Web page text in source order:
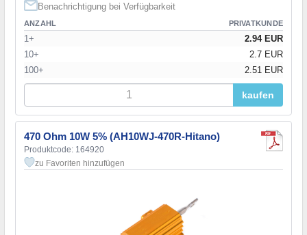
Benachrichtigung bei Verfügbarkeit
ANZAHL PRIVATKUNDE
1+
2.94 EUR
10+
2.7 EUR
100+
2.51 EUR
kaufen
470 Ohm 10W 5% (AH10WJ-470R-Hitano)
Produktcode: 164920
zu Favoriten hinzufügen